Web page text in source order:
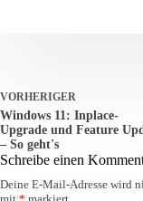
VORHERIGER
Windows 11: Inplace-
Upgrade und Feature
– So geht's
Schreibe einen
Deine E-Mail-Adresse wird